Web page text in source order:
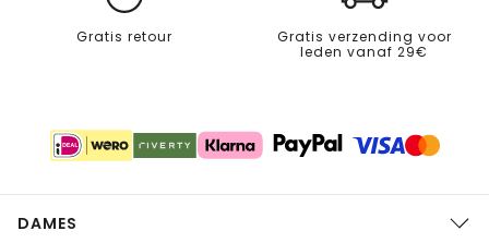
Gratis retour
Gratis verzending voor
leden vanaf 29€
DAMES